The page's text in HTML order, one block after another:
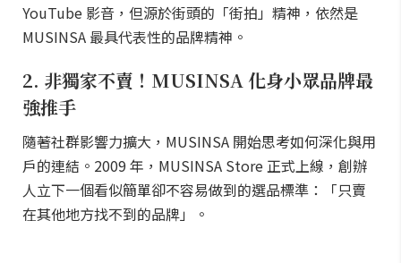
YouTube 影音，但源於街頭的「街拍」精神，依然是
MUSINSA 最具代表性的品牌精神。
2. 非獨家不賣！MUSINSA 化身小眾品牌最
強推手
隨著社群影響力擴大，MUSINSA 開始思考如何深化與用
戶的連結。2009 年，MUSINSA Store 正式上線，創辦
人立下一個看似簡單卻不容易做到的選品標準：「只賣
在其他地方找不到的品牌」。